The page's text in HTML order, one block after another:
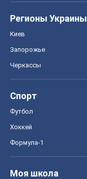
Регионы Украины
Киев
Запорожье
Черкассы
Спорт
Футбол
Хоккей
Формула-1
Моя школа